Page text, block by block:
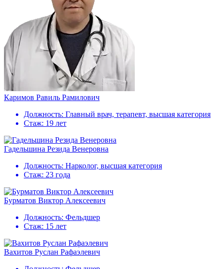
Каримов Равиль Рамилович
Должность: Главный врач, терапевт, высшая категория
Стаж: 19 лет
Гадельшина Резида Венеровна
Должность: Нарколог, высшая категория
Стаж: 23 года
Бурматов Виктор Алексеевич
Должность: Фельдшер
Стаж: 15 лет
Вахитов Руслан Рафаэлевич